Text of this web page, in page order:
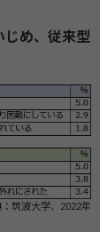
じめ、従来型
：筑波⼤学、2022年